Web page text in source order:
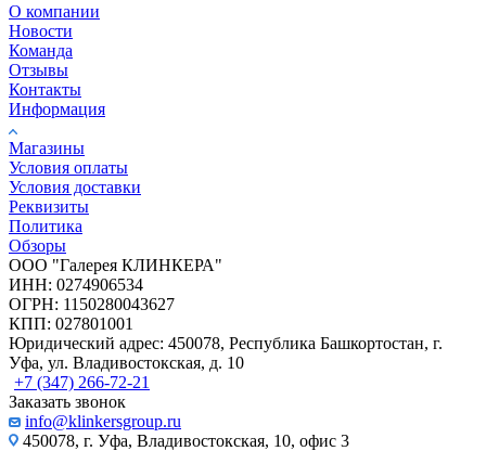
О компании
Новости
Команда
Отзывы
Контакты
Информация
Магазины
Условия оплаты
Условия доставки
Реквизиты
Политика
Обзоры
ООО "Галерея КЛИНКЕРА"
ИНН: 0274906534
ОГРН: 1150280043627
КПП: 027801001
Юридический адрес: 450078, Республика Башкортостан, г.
Уфа, ул. Владивостокская, д. 10
+7 (347) 266-72-21
Заказать звонок
info@klinkersgroup.ru
450078, г. Уфа, Владивостокская, 10, офис 3